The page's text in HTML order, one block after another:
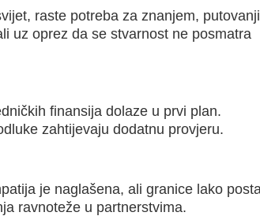
raste potreba za znanjem,
uz oprez da se stvarnost ne posmatra
finansija dolaze u prvi plan.
zahtijevaju dodatnu provjeru.
je naglašena, ali granice lako
ravnoteže u partnerstvima.